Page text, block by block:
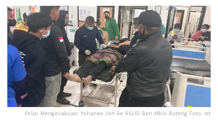
Polisi Mengevakuasi Yohanes Jon ke RSUD Ben Mboi Ruteng Foto: Ist